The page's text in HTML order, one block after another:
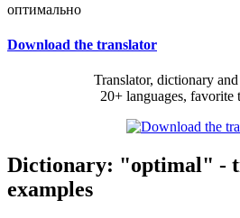
оптимально
Download the translator
Translator, dictionary
20+ languages, favorite
Dictionary: "optimal" -
examples